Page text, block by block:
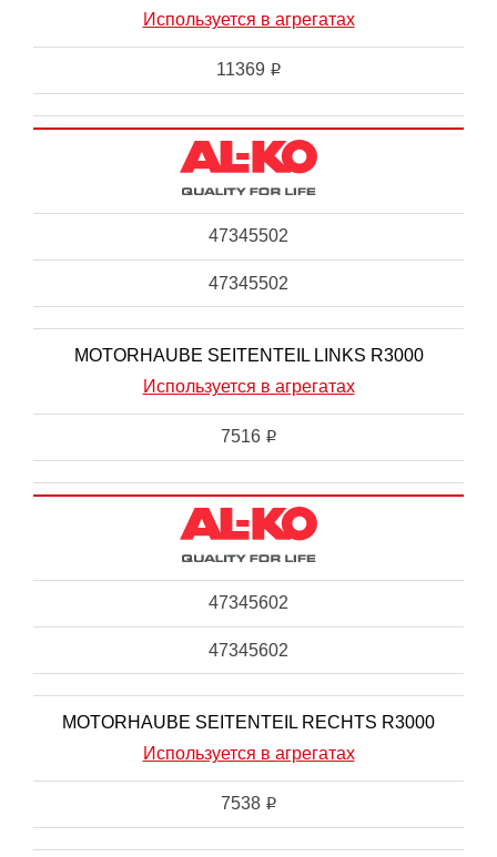
Используется в агрегатах
11369 i
47345502
47345502
MOTORHAUBE SEITENTEIL LINKS R3000
Используется в агрегатах
7516 i
47345602
47345602
MOTORHAUBE SEITENTEIL RECHTS R3000
Используется в агрегатах
7538 i